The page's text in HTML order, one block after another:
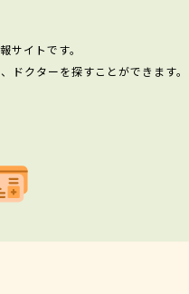
サイトです。
クターを探すことができます。